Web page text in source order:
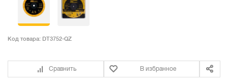
Код товара: DT3752-QZ
Сравнить В избранное